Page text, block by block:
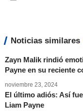
Noticias similares
Zayn Malik rindió
Payne en su reciente
noviembre 23, 2024
El último adiós: Así
Liam Payne